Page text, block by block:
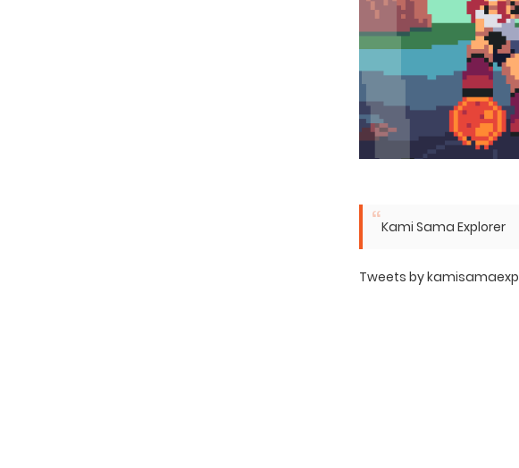
Kami Sama Explorer
Tweets by kamisamaexp